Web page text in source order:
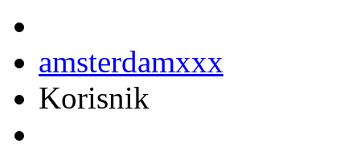
amsterdamxxx
Korisnik